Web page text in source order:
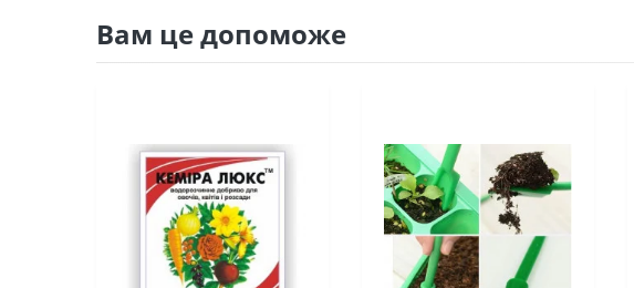
Вам це допоможе